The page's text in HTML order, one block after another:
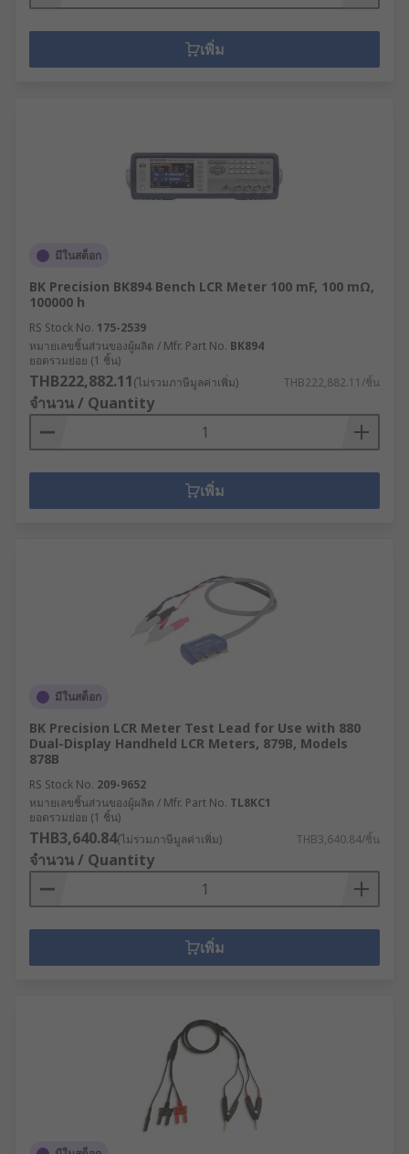
เพิ่ม
มีในสต็อก
BK Precision BK894 Bench LCR Meter 100 mF, 100 mΩ,
100000 h
RS Stock No. 175-2539
หมายเลขชิ้นส่วนของผู้ผลิต / Mfr. Part No. BK894
ยอดรวมย่อย (1 ชิ้น)
THB222,882.11(ไม่รวมภาษีมูลค่าเพิ่ม) THB222,882.11/ชิ้น
จำนวน / Quantity
เพิ่ม
มีในสต็อก
BK Precision LCR Meter Test Lead for Use with 880
Dual-Display Handheld LCR Meters, 879B, Models
878B
RS Stock No. 209-9652
หมายเลขชิ้นส่วนของผู้ผลิต / Mfr. Part No. TL8KC1
ยอดรวมย่อย (1 ชิ้น)
THB3,640.84(ไม่รวมภาษีมูลค่าเพิ่ม) THB3,640.84/ชิ้น
จำนวน / Quantity
เพิ่ม